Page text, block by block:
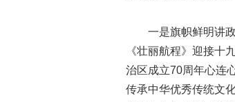
一是旗帜鲜明讲政
《壮丽航程》迎接十
治区成立70周年心连
传承中华优秀传统文